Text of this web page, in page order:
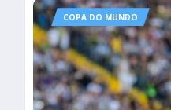
COPA DO MUNDO